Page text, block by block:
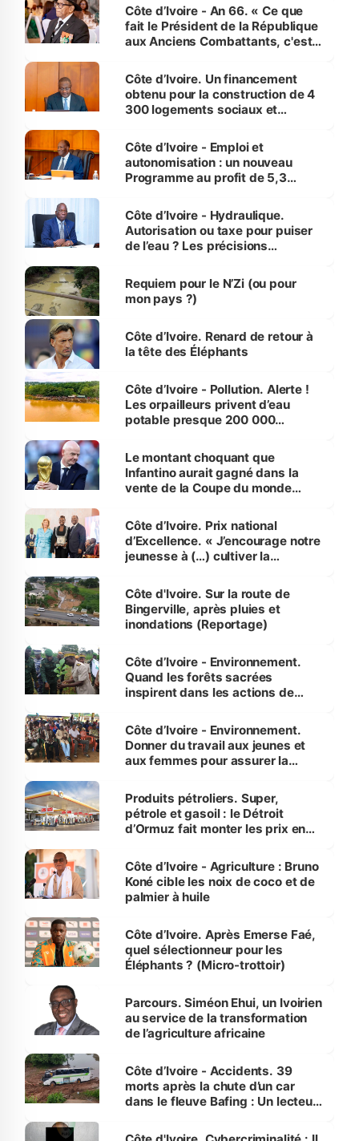
Côte d’Ivoire - An 66. « Ce que
fait le Président de la République
aux Anciens Combattants, c'est
Côte d’Ivoire. Un financement
obtenu pour la construction de 4
300 logements sociaux et
et Yamoussoukro
Côte d’Ivoire - Emploi et
autonomisation : un nouveau
Programme au profit de 5,3
Côte d’Ivoire - Hydraulique.
Autorisation ou taxe pour puiser
de l’eau ? Les précisions
Requiem pour le N’Zi (ou pour
mon pays ?)
Côte d’Ivoire. Renard de retour à
la tête des Éléphants
Côte d’Ivoire - Pollution. Alerte !
Les orpailleurs privent d’eau
potable presque 200 000
Le montant choquant que
Infantino aurait gagné dans la
vente de la Coupe du monde
Côte d’Ivoire. Prix national
d’Excellence. « J’encourage notre
jeunesse à (…) cultiver la
(Alassane Ouattara
Côte d'Ivoire. Sur la route de
Bingerville, après pluies et
inondations (Reportage)
Côte d’Ivoire - Environnement.
Quand les forêts sacrées
inspirent dans les actions de
Côte d’Ivoire - Environnement.
Donner du travail aux jeunes et
aux femmes pour assurer la
menacées
Produits pétroliers. Super,
pétrole et gasoil : le Détroit
d’Ormuz fait monter les prix en
Côte d’Ivoire - Agriculture : Bruno
Koné cible les noix de coco et de
palmier à huile
Côte d’Ivoire. Après Emerse Faé,
quel sélectionneur pour les
Éléphants ? (Micro-trottoir)
Parcours. Siméon Ehui, un Ivoirien
au service de la transformation
de l’agriculture africaine
Côte d’Ivoire - Accidents. 39
morts après la chute d’un car
dans le fleuve Bafing : Un lecteur
des Transports